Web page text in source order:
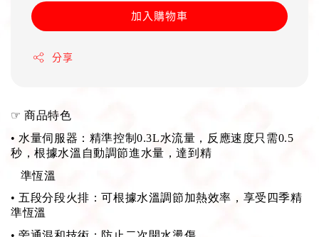
加入購物車
分享
☞ 商品特色
• 水量伺服器：精準控制0.3L水流量，反應速度只需0.5
秒，根據水溫自動調節進水量，達到精
準恆溫
• 五段分段火排：可根據水溫調節加熱效率，享受四季精
準恆溫